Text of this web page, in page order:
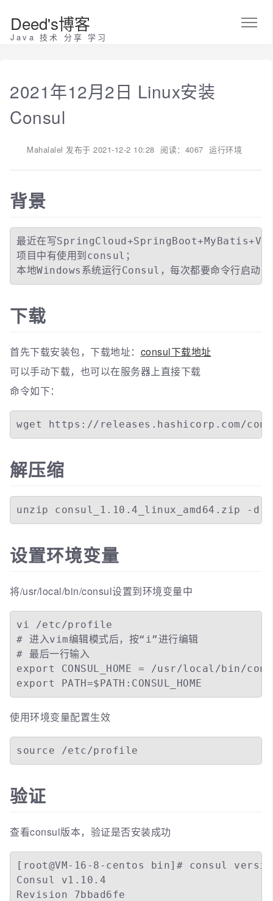
Deed's博客
Java 技术 分享 学习
2021年12月2日 Linux安装
Consul
Mahalalel 发布于 2021-12-2 10:28 阅读：4067 运行环境
背景
最近在写
项目中有使用到consul；
本地Windows系统运行Consul，每次都要命令行启动，
下载
首先下载安装包，下载地址： consul下载地址
可以手动下载，也可以在服务器上直接下载
命令如下：
wget https://releases.hashicorp.com/
解压缩
unzip consul_1.10.4_linux_amd64.zip -
设置环境变量
将/usr/local/bin/consul设置到环境变量中
vi /etc/profile
# 进入vim编辑模式后，按“i”进行编辑
# 最后一行输入
export CONSUL_HOME = /usr/local/bin/
export PATH=$PATH:CONSUL_HOME
使用环境变量配置生效
source /etc/profile
验证
查看consul版本，验证是否安装成功
[root@VM-16-8-centos bin]# consul
Consul v1.10.4
Revision 7bbad6fe